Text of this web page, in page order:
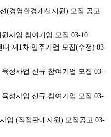
(경영환경개선지원) 모집 공고
사업 참여기업 모집 03-10
제1차 입주기업 모집(수정) 03-
성사업 신규 참여기업 모집 03-
성사업 신규 참여기업 모집 03-
업 (직접판매지원) 모집공고 03-